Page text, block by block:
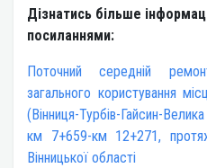
Дізнатись більше
посиланнями:
Поточний середній
загального користування
(Вінниця-Турбів-Гайсин-
км 7+659-км 12+271,
Вінницької області